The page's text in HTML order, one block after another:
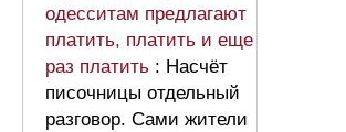
одесситам предлагают
платить, платить и еще
раз платить : Насчёт
писочницы отдельный
разговор. Сами жители